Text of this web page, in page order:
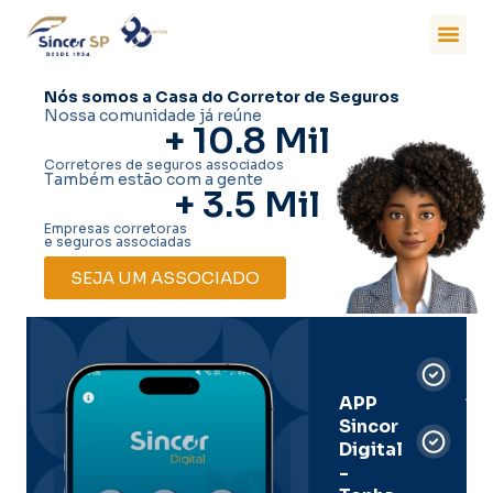
Nós somos a Casa do Corretor de Seguros
Nossa comunidade já reúne
+ 10.8 Mil
Corretores de seguros associados
Também estão com a gente
+ 3.5 Mil
Empresas corretoras
e seguros associadas
SEJA UM ASSOCIADO
APP
Sincor
Digital
-